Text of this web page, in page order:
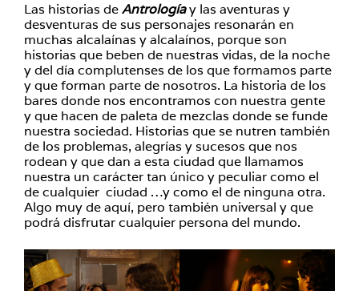
Las historias deAntrologíay las aventuras y
desventuras de sus personajes resonarán en
muchas alcalaínas y alcalaínos, porque son
historias que beben de nuestras vidas, de la noche
y del día complutenses de los que formamos parte
y que forman parte de nosotros. La historia de los
bares donde nos encontramos con nuestra gente
y que hacen de paleta de mezclas donde se funde
nuestra sociedad. Historias que se nutren también
de los problemas, alegrías y sucesos que nos
rodean y que dan a esta ciudad que llamamos
nuestra un carácter tan único y peculiar como el
de cualquier ciudad …y como el de ninguna otra.
Algo muy de aquí, pero también universal y que
podrá disfrutar cualquier persona del mundo.